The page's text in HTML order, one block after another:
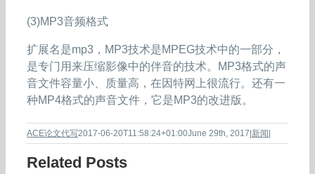
(3)MP3音频格式
扩展名是mp3，MP3技术是MPEG技术中的一部分，
是专门用来压缩影像中的伴音的技术。MP3格式的声
音文件容量小、质量高，在因特网上很流行。还有一
种MP4格式的声音文件，它是MP3的改进版。
ACE论文代写2017-06-20T11:58:24+01:00June 29th, 2017|新闻|
Related Posts